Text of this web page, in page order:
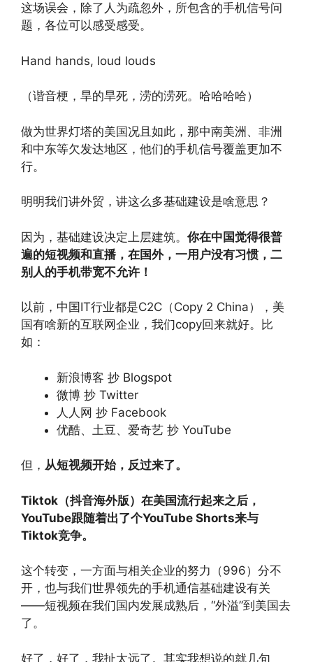
这场误会，除了人为疏忽外，所包含的手机信号问
题，各位可以感受感受。
Hand hands, loud louds
（谐音梗，旱的旱死，涝的涝死。哈哈哈哈）
做为世界灯塔的美国况且如此，那中南美洲、非洲
和中东等欠发达地区，他们的手机信号覆盖更加不
行。
明明我们讲外贸，讲这么多基础建设是啥意思？
因为，基础建设决定上层建筑。 你在中国觉得很普
遍的短视频和直播，在国外，一用户没有习惯，二
别人的手机带宽不允许！
以前，中国IT行业都是C2C（Copy 2 China），美
国有啥新的互联网企业，我们copy回来就好。比
如：
新浪博客 抄 Blogspot
微博 抄 Twitter
人人网 抄 Facebook
优酷、土豆、爱奇艺 抄 YouTube
但， 从短视频开始，反过来了。
Tiktok（抖音海外版）在美国流行起来之后，
YouTube跟随着出了个YouTube Shorts来与
Tiktok竞争。
这个转变，一方面与相关企业的努力（996）分不
开，也与我们世界领先的手机通信基础建设有关
——短视频在我们国内发展成熟后，“外溢”到美国去
了。
好了，好了，我扯太远了。其实我想说的就几句